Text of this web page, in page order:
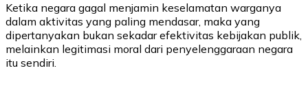
Ketika negara gagal menjamin keselamatan warganya
dalam aktivitas yang paling mendasar, maka yang
dipertanyakan bukan sekadar efektivitas kebijakan publik,
melainkan legitimasi moral dari penyelenggaraan negara
itu sendiri.